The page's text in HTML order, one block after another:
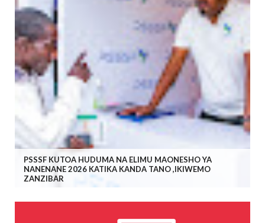
PSSSF KUTOA HUDUMA NA ELIMU MAONESHO YA
NANENANE 2026 KATIKA KANDA TANO ,IKIWEMO
ZANZIBAR